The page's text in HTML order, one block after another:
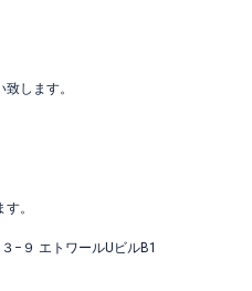
します。
。
−９ エトワールUビルB1